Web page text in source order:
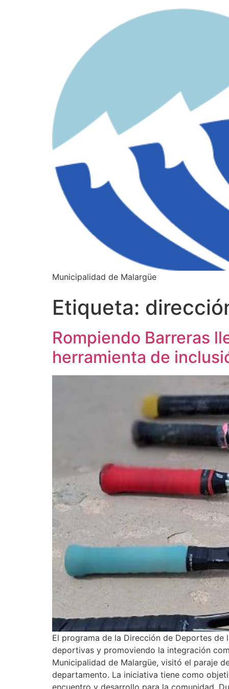
Municipalidad de Malargüe
Etiqueta:
Rompiendo Barreras
herramienta de
El programa de la Dirección de Deportes
deportivas y promoviendo la integración
Municipalidad de Malargüe, visitó el paraje
departamento. La iniciativa tiene como
encuentro y desarrollo para la comunidad.